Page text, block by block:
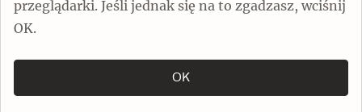
przeglądarki. Jeśli jednak się na to zgadzasz, wciśnij
OK.
OK
Copyright by Spotkania z Zabytkami